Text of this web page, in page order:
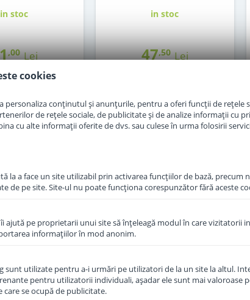
in stoc
,00 Lei
in stoc
47,50 Lei
cookies
personaliza conținutul și anunțurile, pentru a oferi funcții de rețele
de rețele sociale, de publicitate și de analize informații cu
cu alte informații oferite de dvs. sau culese în urma folosirii
la a face un site utilizabil prin activarea funcţiilor de bază, precum
de pe site. Site-ul nu poate funcţiona corespunzător fără aceste
ajută pe proprietarii unui site să înţeleagă modul în care vizitatorii
informaţiilor în mod anonim.
sunt utilizate pentru a-i urmări pe utilizatori de la un site la altul.
pentru utilizatorii individuali, aşadar ele sunt mai valoroase
se ocupă de publicitate.